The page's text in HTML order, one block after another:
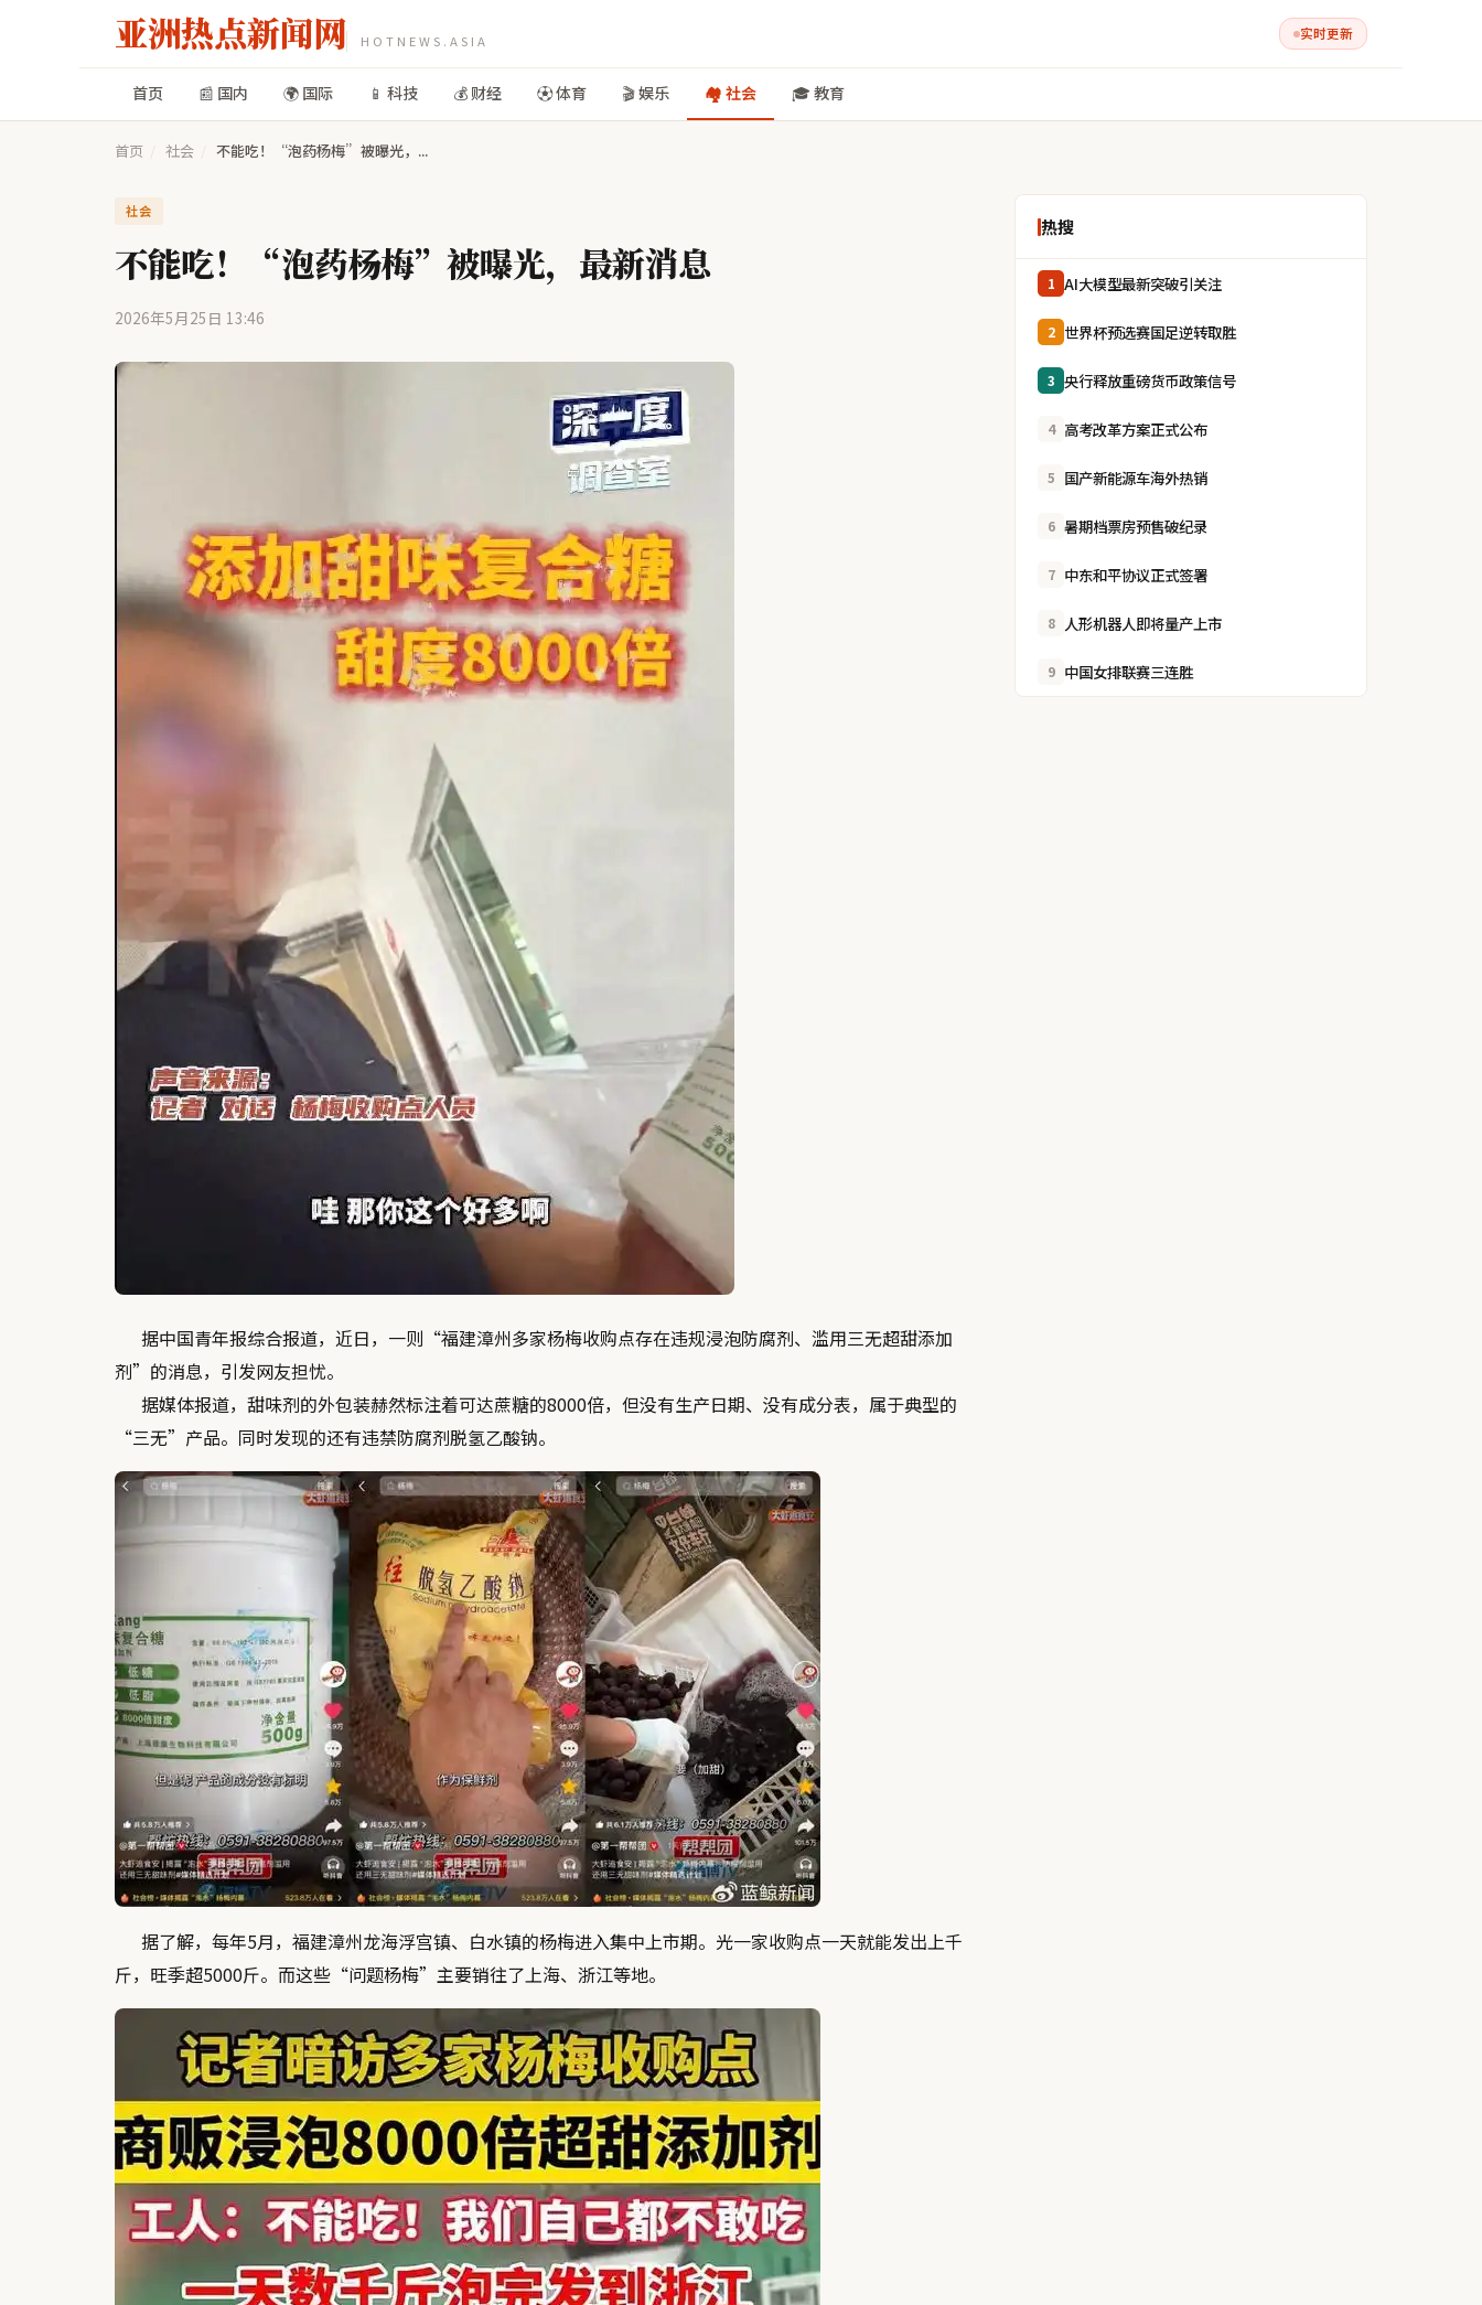
亚洲热点新闻网 HOTNEWS.ASIA 实时更新
首页 📰 国内 🌍 国际 📱 科技 💰 财经 ⚽ 体育 🎬 娱乐 🏘️ 社会 🎓 教育
首页 社会 不能吃！“泡药杨梅”被曝光，...
社会
不能吃！“泡药杨梅”被曝光，最新消息
2026年5月25日 13:46
据中国青年报综合报道，近日，一则“福建漳州多家杨梅收购点存在违规浸泡防腐剂、滥用三无超甜添加
剂”的消息，引发网友担忧。
据媒体报道，甜味剂的外包装赫然标注着可达蔗糖的8000倍，但没有生产日期、没有成分表， 属于典型的
“三无”产品。同时发现的还有违禁防腐剂脱氢乙酸钠。
据了解，每年5月，福建漳州龙海浮宫镇、白水镇的杨梅进入集中上市期。光一家收购点一天就能发出上千
斤，旺季超5000斤。而这些“问题杨梅”主要销往了上海、浙江等地。
热搜
1 AI大模型最新突破引关注
2 世界杯预选赛国足逆转取胜
3 央行释放重磅货币政策信号
4 高考改革方案正式公布
5 国产新能源车海外热销
6 暑期档票房预售破纪录
7 中东和平协议正式签署
8 人形机器人即将量产上市
9 中国女排联赛三连胜